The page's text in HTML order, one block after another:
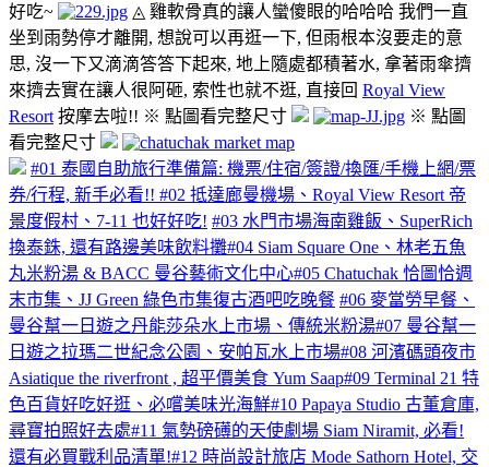
好吃~
◬ 雞軟骨真的讓人蠻傻眼的哈哈哈 我們一直
坐到雨勢停才離開, 想說可以再逛一下, 但雨根本沒要走的意
思, 沒一下又滴滴答答下起來, 地上隨處都積著水, 拿著雨傘擠
來擠去實在讓人很阿砸, 索性也就不逛, 直接回 Royal View
Resort 按摩去啦!! ※ 點圖看完整尺寸
※ 點圖
看完整尺寸
#01 泰國自助旅行準備篇: 機票/住宿/簽證/換匯/手機上網/票
券/行程, 新手必看!! #02 抵達廊曼機場、Royal View Resort 帝
景度假村、7-11 也好好吃! #03 水門市場海南雞飯、SuperRich
換泰銖, 還有路邊美味飲料攤#04 Siam Square One、林老五魚
丸米粉湯 & BACC 曼谷藝術文化中心#05 Chatuchak 恰圖恰週
末市集、JJ Green 綠色市集復古酒吧吃晚餐 #06 麥當勞早餐、
曼谷幫一日遊之丹能莎朵水上市場、傳統米粉湯#07 曼谷幫一
日遊之拉瑪二世紀念公園、安帕瓦水上市場#08 河濱碼頭夜市
Asiatique the riverfront , 超平價美食 Yum Saap#09 Terminal 21 特
色百貨好吃好逛、必嚐美味光海鮮#10 Papaya Studio 古董倉庫,
尋寶拍照好去處#11 氣勢磅礡的天使劇場 Siam Niramit, 必看!
還有必買戰利品清單!#12 時尚設計旅店 Mode Sathorn Hotel, 交